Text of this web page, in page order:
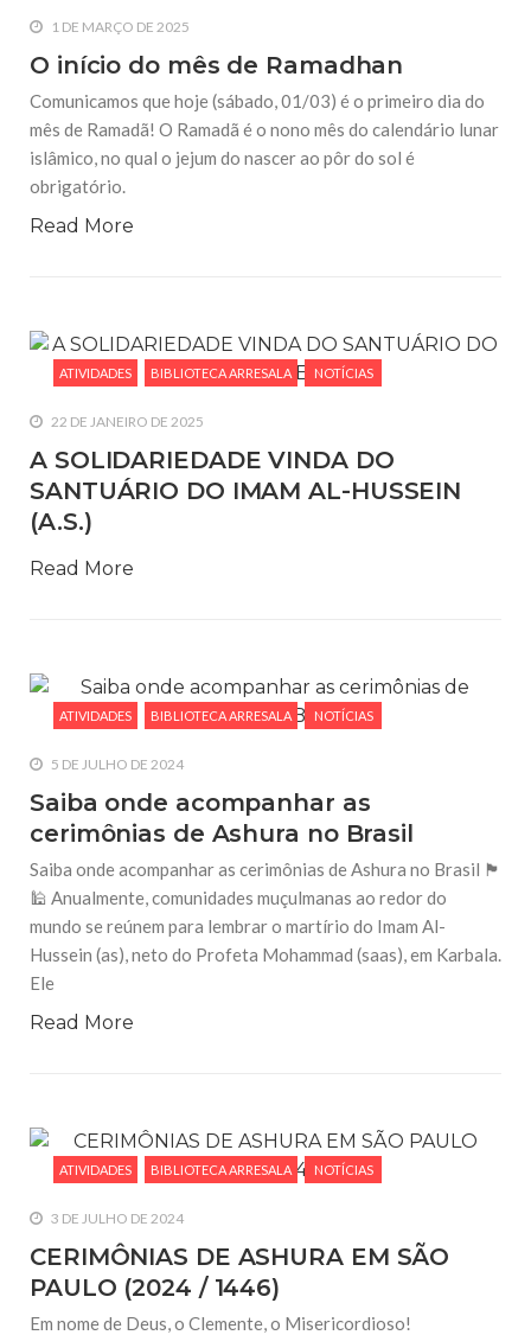
1 DE MARÇO DE 2025
O início do mês de Ramadhan
Comunicamos que hoje (sábado, 01/03) é o primeiro dia do
mês de Ramadã! O Ramadã é o nono mês do calendário lunar
islâmico, no qual o jejum do nascer ao pôr do sol é
obrigatório.
Read More
ATIVIDADES BIBLIOTECA ARRESALA NOTÍCIAS
22 DE JANEIRO DE 2025
A SOLIDARIEDADE VINDA DO
SANTUÁRIO DO IMAM AL-HUSSEIN
(A.S.)
Read More
ATIVIDADES BIBLIOTECA ARRESALA NOTÍCIAS
5 DE JULHO DE 2024
Saiba onde acompanhar as
cerimônias de Ashura no Brasil
Saiba onde acompanhar as cerimônias de Ashura no Brasil 🏴
🕌 Anualmente, comunidades muçulmanas ao redor do
mundo se reúnem para lembrar o martírio do Imam Al-
Hussein (as), neto do Profeta Mohammad (saas), em Karbala.
Ele
Read More
ATIVIDADES BIBLIOTECA ARRESALA NOTÍCIAS
3 DE JULHO DE 2024
CERIMÔNIAS DE ASHURA EM SÃO
PAULO (2024 / 1446)
Em nome de Deus, o Clemente, o Misericordioso!